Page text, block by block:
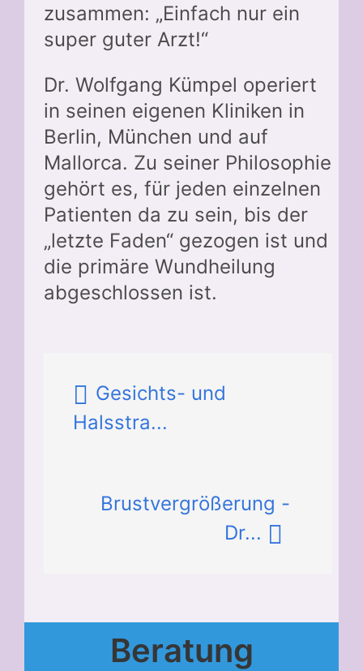
zusammen: „Einfach nur ein
super guter Arzt!“
Dr. Wolfgang Kümpel operiert
in seinen eigenen Kliniken in
Berlin, München und auf
Mallorca. Zu seiner Philosophie
gehört es, für jeden einzelnen
Patienten da zu sein, bis der
„letzte Faden“ gezogen ist und
die primäre Wundheilung
abgeschlossen ist.
Gesichts- und
Halsstra...
Brustvergrößerung -
Dr...
Beratung